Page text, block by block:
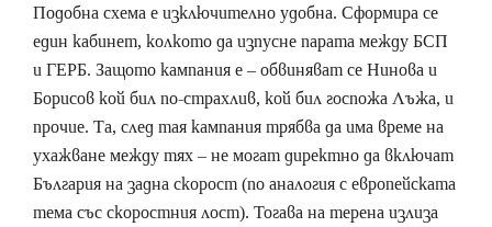
Подобна схема е изключително удобна. Сформира се
един кабинет, колкото да изпусне парата между БСП
и ГЕРБ. Защото кампания е – обвиняват се Нинова и
Борисов кой бил по-страхлив, кой бил госпожа Лъжа, и
прочие. Та, след тая кампания трябва да има време на
ухажване между тях – не могат директно да включат
България на задна скорост (по аналогия с европейската
тема със скоростния лост). Тогава на терена излиза